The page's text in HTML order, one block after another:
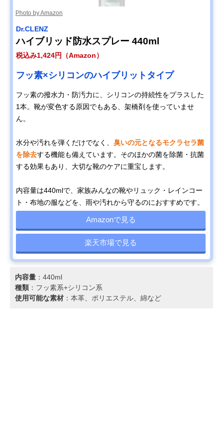
Photo by Amazon
Dr.CLENZ
ハイブリッド防水スプレー 440ml
税込み1,424円（Amazon）
フッ素×シリコンのハイブリットタイプ
フッ素の撥水力・防汚力に、シリコンの持続性をプラスした
1本。靴が変色する原因でもある、架橋剤を使っていませ
ん。
水分や汚れを弾くだけでなく、 臭いの元となるモクラセラ菌
を除去する機能も備えています。そのほかの菌を除菌・抗菌
する効果もあり、大切な靴のケアに重宝します。
内容量は440mlで、家族みんなの靴やリュック・レインコー
ト・布地の服などを、雨や汚れから守るのにおすすめです。
Amazonで見る
楽天市場で見る
内容量 ：440ml
種類 ：フッ素系+シリコン系
使用可能な素材 ：本革、ポリエステル、綿など